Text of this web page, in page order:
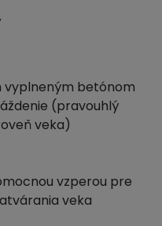
vyplneným betónom
(pravouhlý
veka)
vzperou pre
veka